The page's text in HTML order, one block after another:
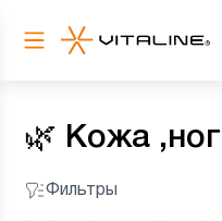
🌿 Кожа
Фильтры